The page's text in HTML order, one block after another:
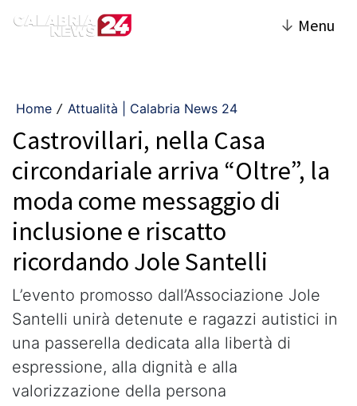
↓ Menu
Home / Attualità | Calabria News 24
Castrovillari, nella Casa
circondariale arriva “Oltre”, la
moda come messaggio di
inclusione e riscatto
ricordando Jole Santelli
L’evento promosso dall’Associazione Jole
Santelli unirà detenute e ragazzi autistici in
una passerella dedicata alla libertà di
espressione, alla dignità e alla
valorizzazione della persona